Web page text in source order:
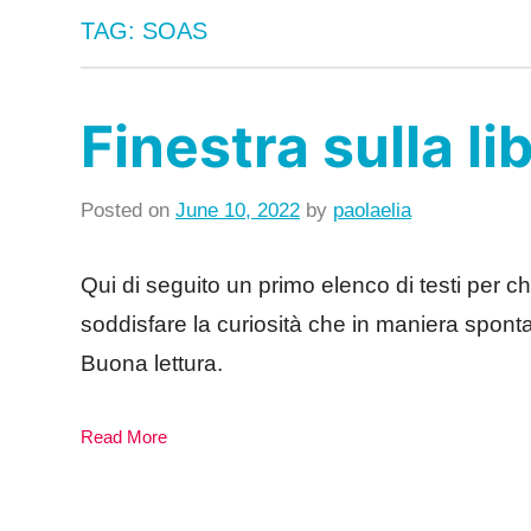
TAG: SOAS
Finestra sulla
Posted on June 10, 2022 by paolaelia
Qui di seguito un primo elenco di testi per
soddisfare la curiosità che in maniera
Buona lettura.
Read More